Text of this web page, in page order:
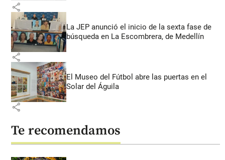
share
La JEP anunció el inicio de la sexta fase de
búsqueda en La Escombrera, de Medellín
share
El Museo del Fútbol abre las puertas en el
Solar del Águila
share
Te recomendamos